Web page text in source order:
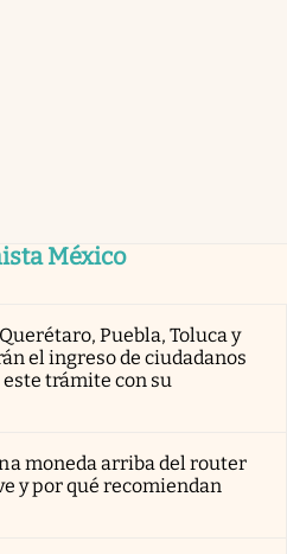
México
Puebla, Toluca y
el ingreso de ciudadanos
trámite con su
moneda arriba del router
y por qué recomiendan